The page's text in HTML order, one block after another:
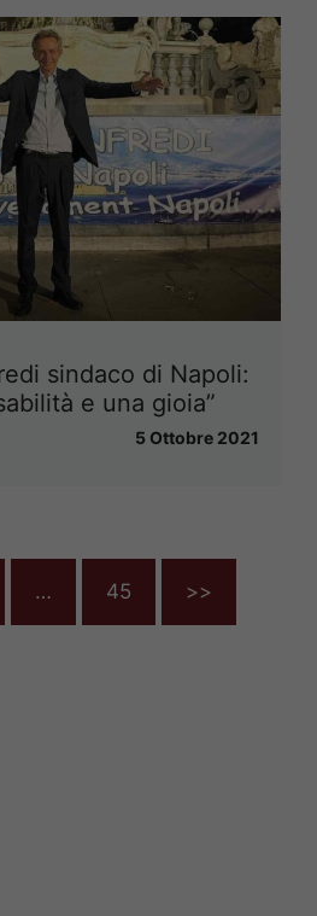
sindaco di Napoli:
e una gioia”
5 Ottobre 2021
… 45 >>